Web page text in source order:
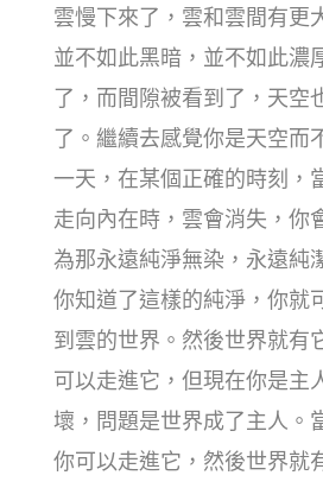
雲慢下來了，雲和雲間有更
並不如此黑暗，並不如此濃
了，而間隙被看到了，天空
了。繼續去感覺你是天空而
一天，在某個正確的時刻，
走向內在時，雲會消失，你
為那永遠純淨無染，永遠純
你知道了這樣的純淨，你就
到雲的世界。然後世界就有
可以走進它，但現在你是主
壞，問題是世界成了主人。
你可以走進它，然後世界就